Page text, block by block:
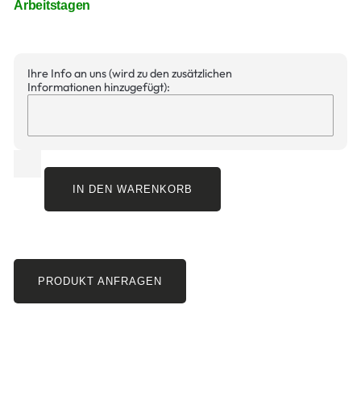
Arbeitstagen
Ihre Info an uns (wird zu den zusätzlichen
Informationen hinzugefügt):
IN DEN WARENKORB
PRODUKT ANFRAGEN